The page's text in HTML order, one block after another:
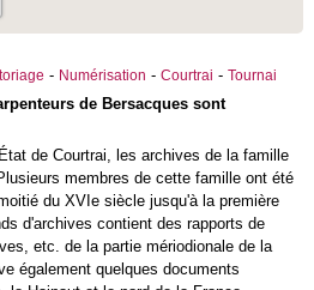
- Numérisation - Courtrai - Tournai
de Bersacques sont
de Courtrai, les archives de la famille
membres de cette famille ont été
du XVIe siècle jusqu'à la première
d'archives contient des rapports de
etc. de la partie mériodionale de la
également quelques documents